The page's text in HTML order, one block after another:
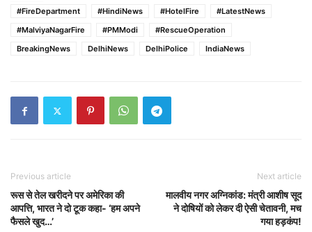
#FireDepartment
#HindiNews #HotelFire
#LatestNews
#MalviyaNagarFire
#PMModi
#RescueOperation
BreakingNews
DelhiNews DelhiPolice IndiaNews
Previous article
रूस से तेल खरीदने पर अमेरिका की
आपत्ति, भारत ने दो टूक कहा- ‘हम अपने
फैसले खुद…’
Next article
मालवीय नगर अग्निकांड: मंत्री आशीष सूद
ने दोषियों को लेकर दी ऐसी चेतावनी, मच
गया हड़कंप!